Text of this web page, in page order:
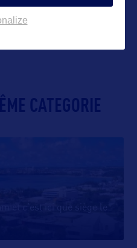
CATEGORIE
et c’est ici que siège le